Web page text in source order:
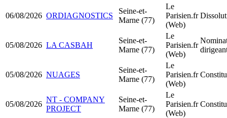
06/08/2026 ORDIAGNOSTICS
Seine-et-
Marne (77)
Le
Parisien.fr
(Web)
05/08/2026 LA CASBAH
Seine-et-
Marne (77)
Le
Parisien.fr
(Web)
05/08/2026 NUAGES
Seine-et-
Marne (77)
Le
Parisien.fr
(Web)
05/08/2026
NT - COMPANY
PROJECT
Seine-et-
Marne (77)
Le
Parisien.fr
(Web)